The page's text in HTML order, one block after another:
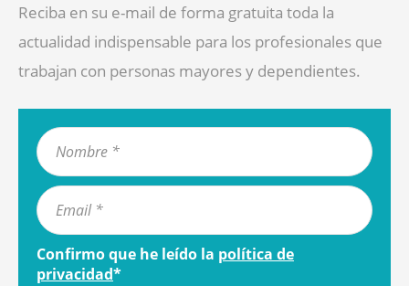
Reciba en su e-mail de forma gratuita toda la
actualidad indispensable para los profesionales que
trabajan con personas mayores y dependientes.
Confirmo que he leído la política de
privacidad*